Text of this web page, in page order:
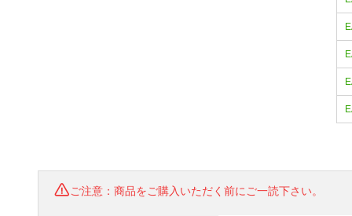
ご注意：商品をご購入いただく前にご一読下さい。